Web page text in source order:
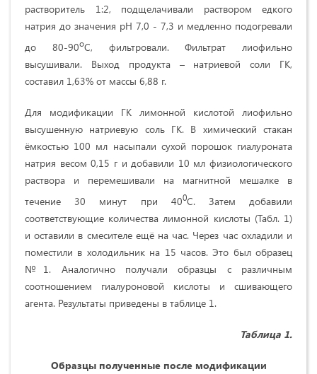
растворитель 1:2, подщелачивали раствором едкого
натрия до значения pH 7,0 - 7,3 и медленно подогревали
до 80-90oC, фильтровали. Фильтрат лиофильно
высушивали. Выход продукта – натриевой соли ГК,
составил 1,63% от массы 6,88 г.
Для модификации ГК лимонной кислотой лиофильно
высушенную натриевую соль ГК. В химический стакан
ёмкостью 100 мл насыпали сухой порошок гиалуроната
натрия весом 0,15 г и добавили 10 мл физиологического
раствора и перемешивали на магнитной мешалке в
течение 30 минут при 400С. Затем добавили
соответствующие количества лимонной кислоты (Табл. 1)
и оставили в смесителе ещё на час. Через час охладили и
поместили в холодильник на 15 часов. Это был образец
№1. Аналогично получали образцы с различным
соотношением гиалуроновой кислоты и сшивающего
агента. Результаты приведены в таблице 1.
Таблица 1.
Образцы полученные после модификации